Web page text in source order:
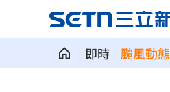
即時 颱風動態